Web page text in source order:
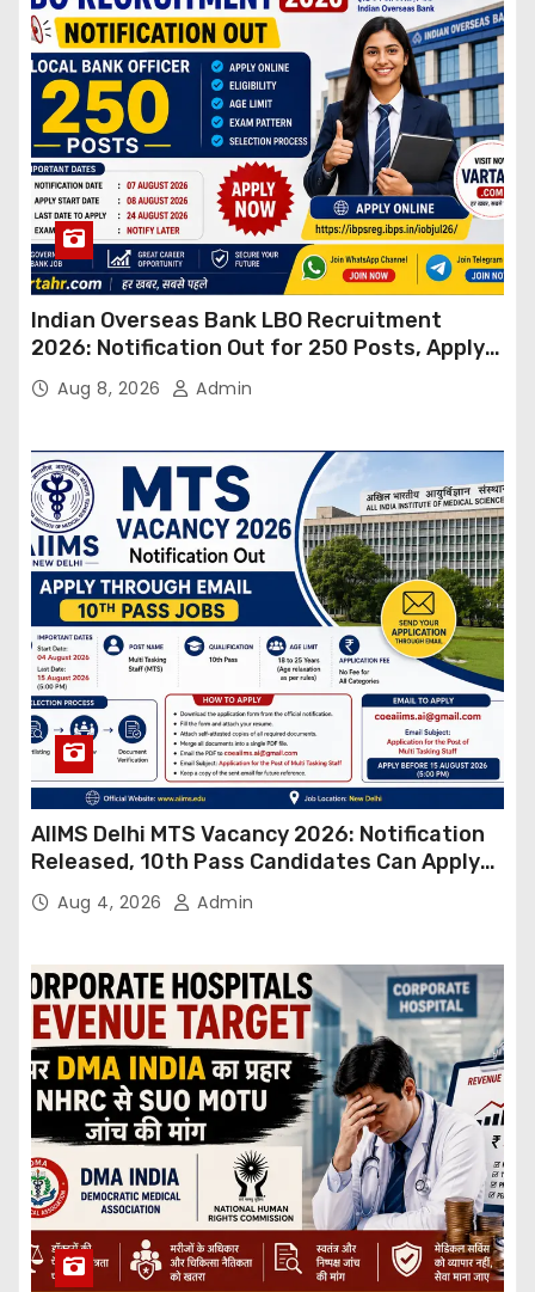
Indian Overseas Bank LBO Recruitment
2026: Notification Out for 250 Posts, Apply
OnlineAug 8, 2026 Admin
AIIMS Delhi MTS Vacancy 2026: Notification
Released, 10th Pass Candidates Can Apply
Through Email
Aug 4, 2026 Admin